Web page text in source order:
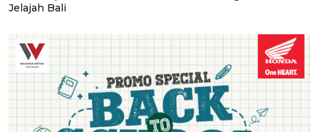
Jelajah Bali